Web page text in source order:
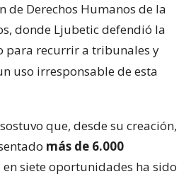
de Derechos Humanos de la
donde Ljubetic defendió la
recurrir a tribunales y
uso irresponsable de esta
que, desde su creación,
más de 6.000
en siete oportunidades ha sido